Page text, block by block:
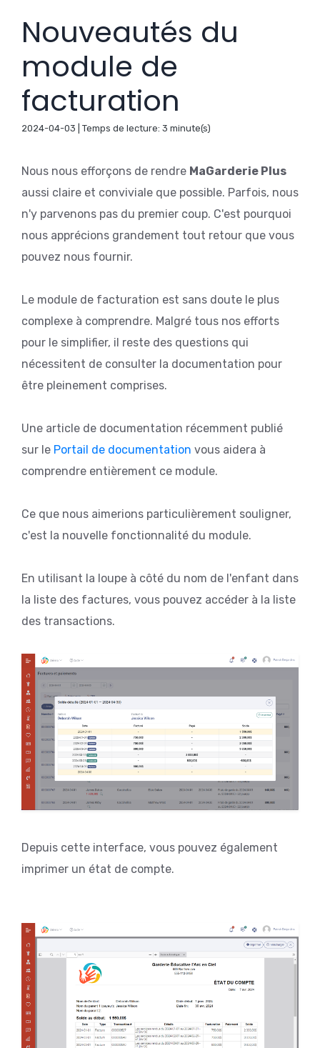
Nouveautés du
module de
facturation
2024-04-03 | Temps de lecture: 3 minute(s)
Nous nous efforçons de rendre MaGarderie Plus
aussi claire et conviviale que possible. Parfois, nous
n'y parvenons pas du premier coup. C'est pourquoi
nous apprécions grandement tout retour que vous
pouvez nous fournir.
Le module de facturation est sans doute le plus
complexe à comprendre. Malgré tous nos efforts
pour le simplifier, il reste des questions qui
nécessitent de consulter la documentation pour
être pleinement comprises.
Une article de documentation récemment publié
sur le Portail de documentation vous aidera à
comprendre entièrement ce module.
Ce que nous aimerions particulièrement souligner,
c'est la nouvelle fonctionnalité du module.
En utilisant la loupe à côté du nom de l'enfant dans
la liste des factures, vous pouvez accéder à la liste
des transactions.
Depuis cette interface, vous pouvez également
imprimer un état de compte.